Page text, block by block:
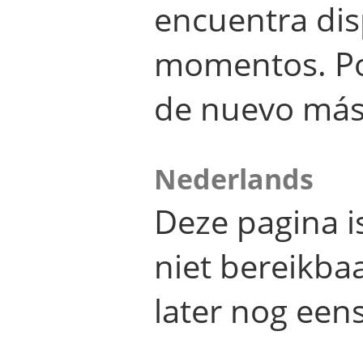
encuentra
momentos.
de nuevo
Nederlands
Deze pagina
niet
later nog